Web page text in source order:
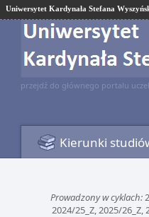
Uniwersytet Kardynała Stefana
przejdź do głównego portalu
Kierunki
Prowadzony w cyklach:
2024/25_Z, 2025/26_Z,